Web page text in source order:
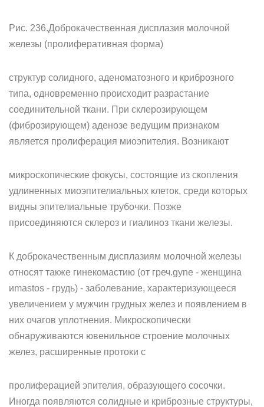
Рис. 236.Доброкачественная дисплазия молочной
железы (пролиферативная форма)
структур солидного, аденоматозного и криброзного
типа, одновременно происходит разрастание
соединительной ткани. При склерозирующем
(фиброзирующем) аденозе ведущим признаком
является пролиферация миоэпителия. Возникают
микроскопические фокусы, состоящие из скопления
удлиненных миоэпителиальных клеток, среди которых
видны эпителиальные трубочки. Позже
присоединяются склероз и гиалиноз ткани железы.
К доброкачественным дисплазиям молочной железы
относят также гинекомастию (от греч.gyne - женщина
иmastos - грудь) - заболевание, характеризующееся
увеличением у мужчин грудных желез и появлением в
них очагов уплотнения. Микроскопически
обнаруживаются ювенильное строение молочных
желез, расширенные протоки с
пролиферацией эпителия, образующего сосочки.
Иногда появляются солидные и криброзные структуры,